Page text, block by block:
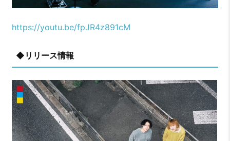
https://youtu.be/fpJR4z891cM
◆リリース情報